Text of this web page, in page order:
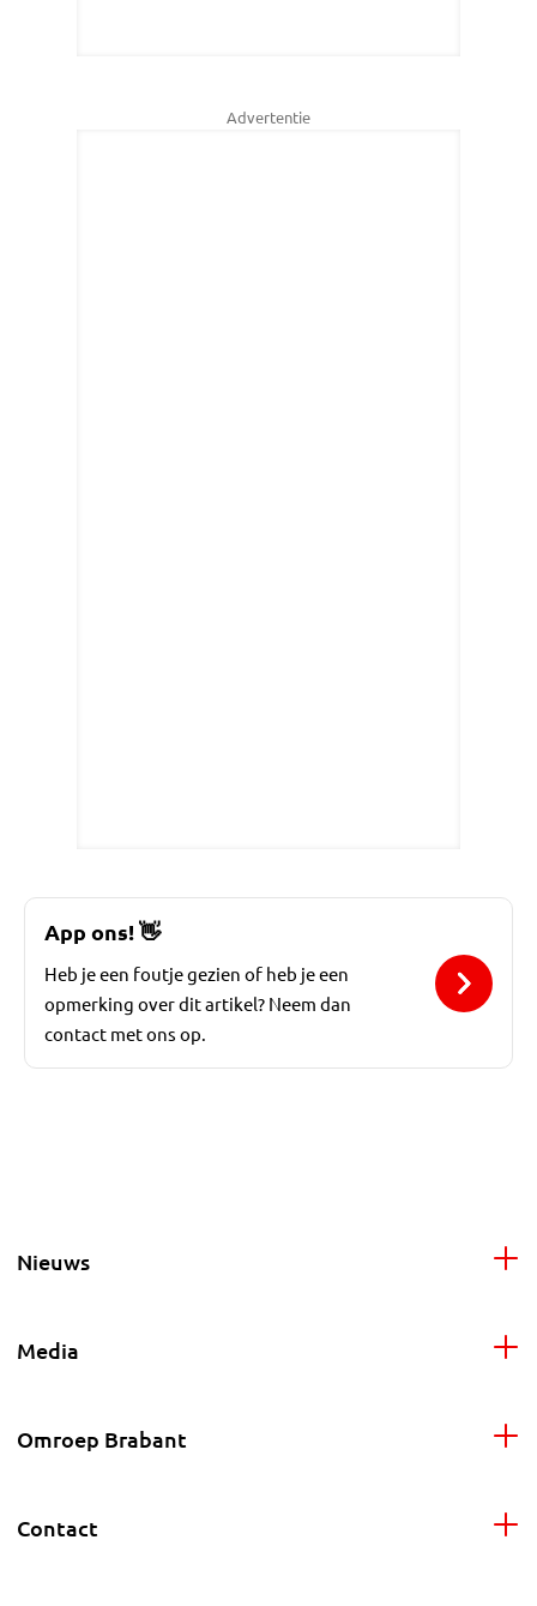
Advertentie
App ons!👋
Heb je een foutje gezien of heb je een
opmerking over dit artikel? Neem dan
contact met ons op.
Nieuws
Media
Omroep Brabant
Contact